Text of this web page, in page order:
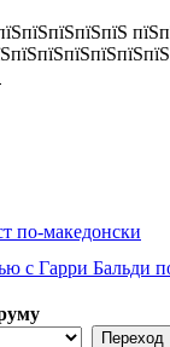
по-македонски
с Гарри Бальди